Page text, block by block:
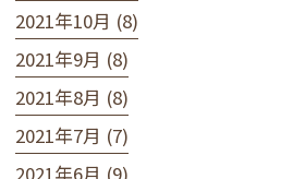
2021年10月 (8)
2021年9月 (8)
2021年8月 (8)
2021年7月 (7)